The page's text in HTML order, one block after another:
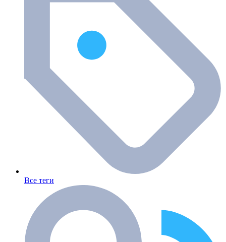
Все теги